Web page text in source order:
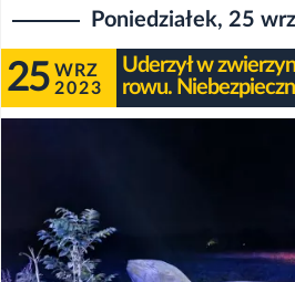
Poniedziałek, 25
25 WRZ
2023
Uderzył w
rowu.